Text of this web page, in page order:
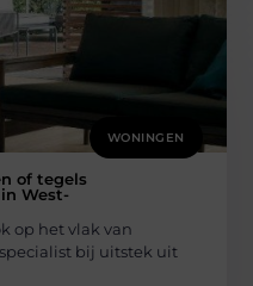
WONINGEN
of tegels
West-
op het vlak van
bij uitstek uit